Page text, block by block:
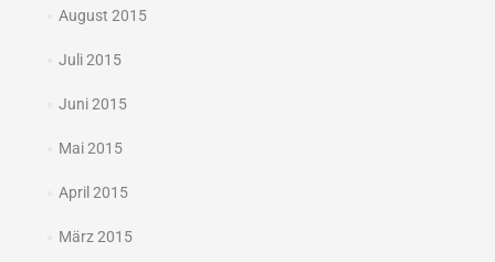
August 2015
Juli 2015
Juni 2015
Mai 2015
April 2015
März 2015